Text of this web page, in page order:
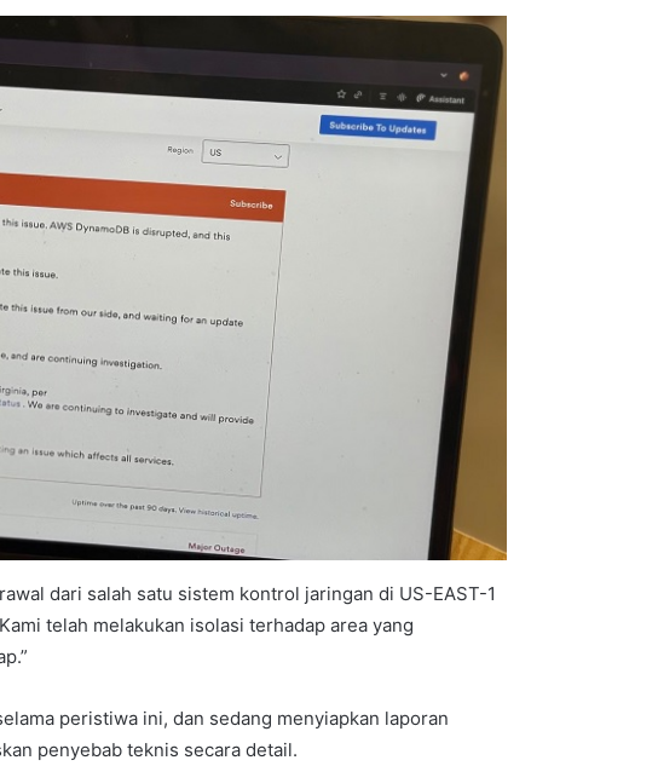
dari salah satu sistem kontrol jaringan di US-EAST-1
telah melakukan isolasi terhadap area yang
peristiwa ini, dan sedang menyiapkan laporan
penyebab teknis secara detail.